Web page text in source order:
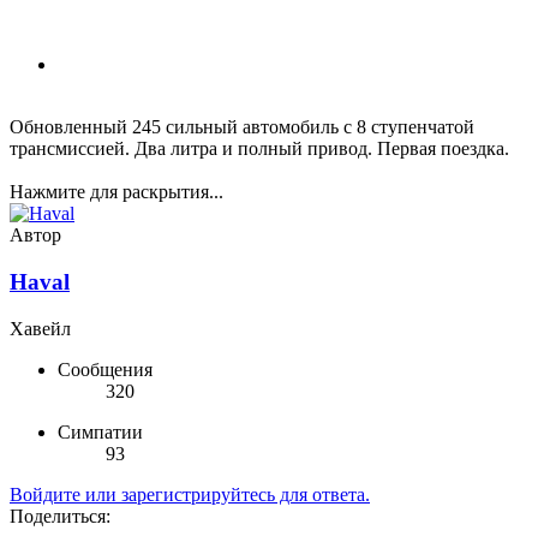
Обновленный 245 сильный автомобиль с 8 ступенчатой
трансмиссией. Два литра и полный привод. Первая поездка.
Нажмите для раскрытия...
Автор
Haval
Хавейл
Сообщения
320
Симпатии
93
Войдите или зарегистрируйтесь для ответа.
Поделиться: